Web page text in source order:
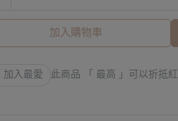
加入購物車
加入最愛 此商品 「 最高 」可以折抵紅